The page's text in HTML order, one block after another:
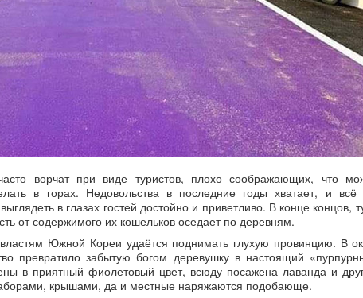
ворчат при виде туристов, плохо соображающих, что
в горах. Недовольства в последние годы хватает, и
в глазах гостей достойно и приветливо. В конце концов,
от содержимого их кошельков оседает по деревням.
Южной Кореи удаётся поднимать глухую провинцию. В
превратило забытую богом деревушку в настоящий
в приятный фиолетовый цвет, всюду посажена лаванда и
крышами, да и местные наряжаются подобающе.